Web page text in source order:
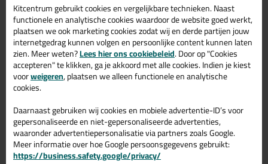
Reviews voor:Irion Lijmverdeler set
voor purpistolen (2 stuks)
Er zijn nog geen reviews geschreven voor Irion Lijmverdeler set
voor purpistolen (2 stuks).Schrijf als eerste een review!
Gerelateerde producten
Kitcentrum gebruikt cookies en vergelijkbare technieken. Naast
functionele en analytische cookies waardoor de website goed werkt,
plaatsen we ook marketing cookies zodat wij en derde partijen jouw
internetgedrag kunnen volgen en persoonlijke content kunnen laten
zien. Meer weten?Lees hier ons cookiebeleid. Door op "Cookies
accepteren" te klikken, ga je akkoord met alle cookies. Indien je kiest
voorweigeren, plaatsen we alleen functionele en analytische
cookies.
Daarnaast gebruiken wij cookies en mobiele advertentie-ID’s voor
gepersonaliseerde en niet-gepersonaliseerde advertenties,
waaronder advertentiepersonalisatie via partners zoals Google.
Meer informatie over hoe Google persoonsgegevens gebruikt:
https://business.safety.google/privacy/